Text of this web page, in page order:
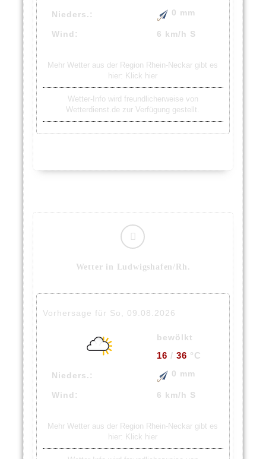
Nieders.: 0 mm
Wind: 6 km/h S
Mehr Wetter aus der Region Rhein-Neckar gibt es
hier: Klick hier
Wetter-Info wird freundlicherweise von
Wetterdienst.de zur Verfügung gestellt.
Wetter in Ludwigshafen/Rh.
Vorhersage für So, 09.08.2026
bewölkt
16 / 36 °C
Nieders.: 0 mm
Wind: 6 km/h S
Mehr Wetter aus der Region Rhein-Neckar gibt es
hier: Klick hier